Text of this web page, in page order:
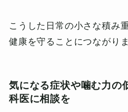
こうした日常の小さな積み
健康を守ることにつながりま
気になる症状や噛む力の
科医に相談を